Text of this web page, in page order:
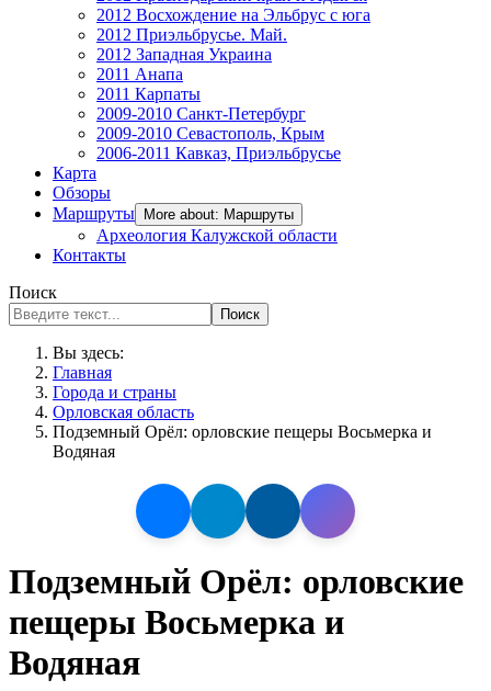
2012 Восхождение на Эльбрус с юга
2012 Приэльбрусье. Май.
2012 Западная Украина
2011 Анапа
2011 Карпаты
2009-2010 Санкт-Петербург
2009-2010 Севастополь, Крым
2006-2011 Кавказ, Приэльбрусье
Карта
Обзоры
Маршруты
More about: Маршруты
Археология Калужской области
Контакты
Поиск
Поиск
Вы здесь:
Главная
Города и страны
Орловская область
Подземный Орёл: орловские пещеры Восьмерка и
Водяная
Подземный Орёл: орловские
пещеры Восьмерка и
Водяная